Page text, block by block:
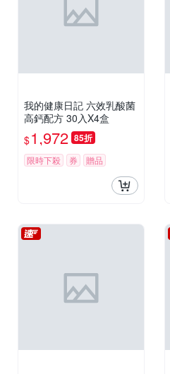
我的健康日記 六效乳酸菌
高鈣配方 30入X4盒
$1,972 85折
限時下殺 券 贈品